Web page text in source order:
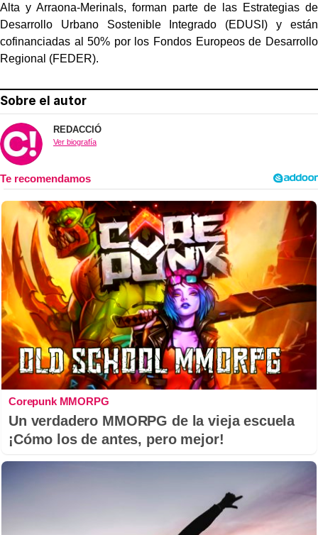
Alta y Arraona-Merinals, forman parte de las Estrategias de
Desarrollo Urbano Sostenible Integrado (EDUSI) y están
cofinanciadas al 50% por los Fondos Europeos de Desarrollo
Regional (FEDER).
Sobre el autor
REDACCIÓ
Ver biografía
Corepunk MMORPG
Un verdadero MMORPG de la vieja escuela
¡Cómo los de antes, pero mejor!